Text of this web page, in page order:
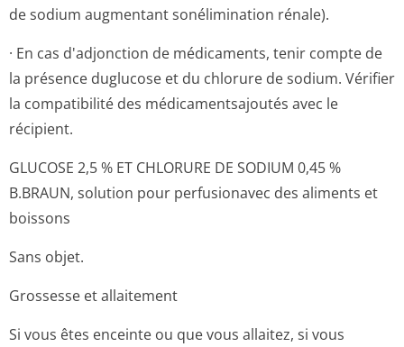
de sodium augmentant sonélimination rénale).
· En cas d'adjonction de médicaments, tenir compte de
la présence duglucose et du chlorure de sodium. Vérifier
la compatibilité des médicamentsajoutés avec le
récipient.
GLUCOSE 2,5 % ET CHLORURE DE SODIUM 0,45 %
B.BRAUN, solution pour perfusionavec des aliments et
boissons
Sans objet.
Grossesse et allaitement
Si vous êtes enceinte ou que vous allaitez, si vous